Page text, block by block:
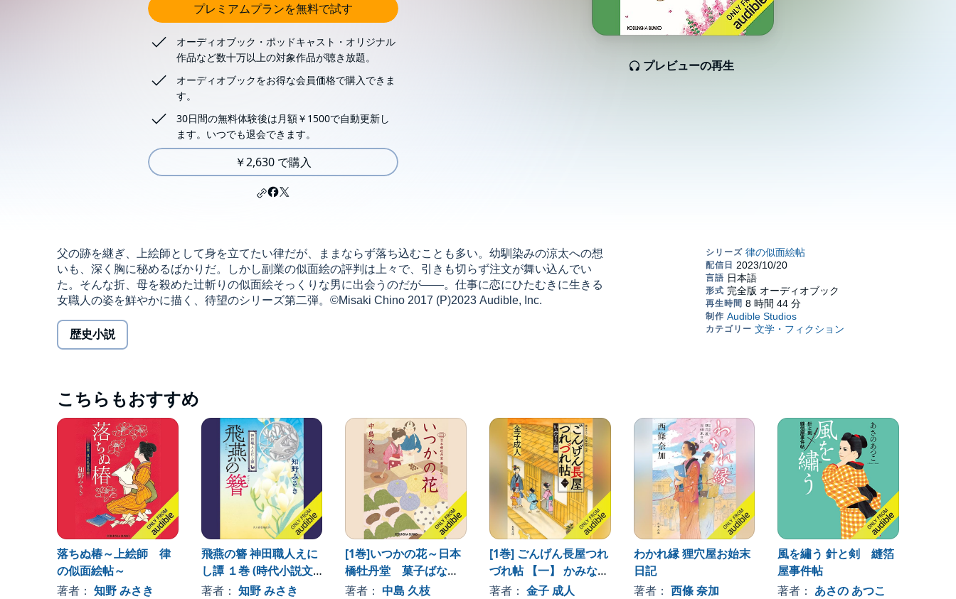
プレビューの再生
プレミアムプランを無料で試す
オーディオブック・ポッドキャスト・オリジナル
作品など数十万以上の対象作品が聴き放題。
オーディオブックをお得な会員価格で購入できま
す。
30日間の無料体験後は月額￥1500で自動更新し
ます。いつでも退会できます。
￥2,630 で購入
父の跡を継ぎ、上絵師として身を立てたい律だが、ままならず落ち込むことも多い。幼馴染みの涼太への想
いも、深く胸に秘めるばかりだ。しかし副業の似面絵の評判は上々で、引きも切らず注文が舞い込んでい
た。そんな折、母を殺めた辻斬りの似面絵そっくりな男に出会うのだが――。仕事に恋にひたむきに生きる
女職人の姿を鮮やかに描く、待望のシリーズ第二弾。©Misaki Chino 2017 (P)2023 Audible, Inc.
歴史小説
こちらもおすすめ
落ちぬ椿～上絵師 律
の似面絵帖～
著者： 知野 みさき
飛燕の簪 神田職人えに
し譚 １巻 (時代小説文
庫)
著者： 知野 みさき
[1巻]いつかの花～日本
橋牡丹堂 菓子ばなし
～
著者：中島 久枝
[1巻] ごんげん長屋つれ
づれ帖 【一】 かみなり
お勝
著者： 金子 成人
わかれ縁 狸穴屋お始末
日記
著者： 西條 奈加
風を繡う 針と剣 縫箔
屋事件帖
著者： あさの あつこ